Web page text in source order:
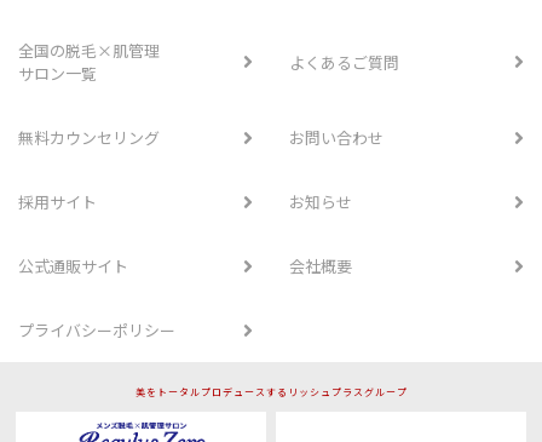
全国の脱毛×肌管理
サロン一覧
よくあるご質問
無料カウンセリング お問い合わせ
採用サイト お知らせ
公式通販サイト 会社概要
プライバシーポリシー
美をトータルプロデュースするリッシュプラスグループ